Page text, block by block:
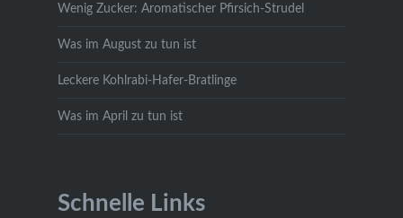
Wenig Zucker: Aromatischer Pfirsich-Strudel
Was im August zu tun ist
Leckere Kohlrabi-Hafer-Bratlinge
Was im April zu tun ist
Schnelle Links